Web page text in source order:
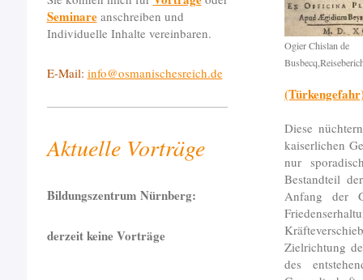
Ogier Chislan de
Diese
kaiserlichen
nur
Bestandteil
Anfang der
Zielrichtung
des
Seminareanschreiben und
Individuelle Inhalte vereinbaren.
E-Mail: info@osmanischesreich.de
Aktuelle Vorträge
Bildungszentrum Nürnberg:
derzeit keine Vorträge